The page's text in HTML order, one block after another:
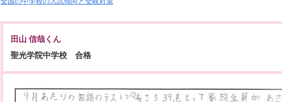
田山 信哉くん
聖光学院中学校 合格